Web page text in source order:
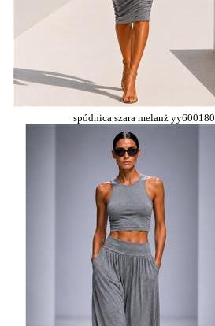
spódnica szara melanż yy600180